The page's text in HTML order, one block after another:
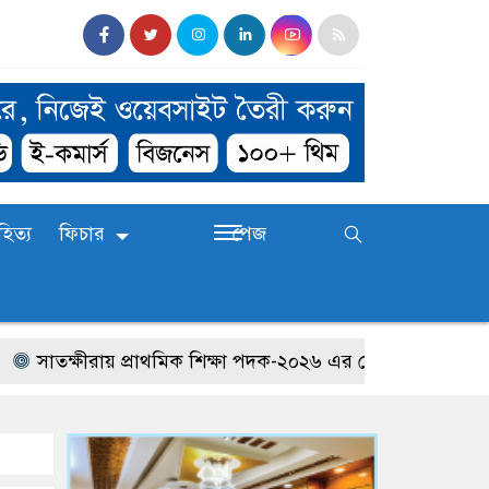
ফিচার পেজ
প্রাথমিক শিক্ষা পদক-২০২৬ এর জেলা পর্যায়ের